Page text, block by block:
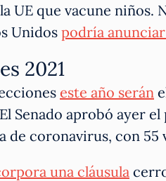
UE que vacune niños.
Unidos podría
2021
este año serán
El Senado aprobó ayer
de coronavirus, con 55
una cláusula